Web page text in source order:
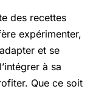
des recettes
expérimenter,
et se
à sa
Que ce soit